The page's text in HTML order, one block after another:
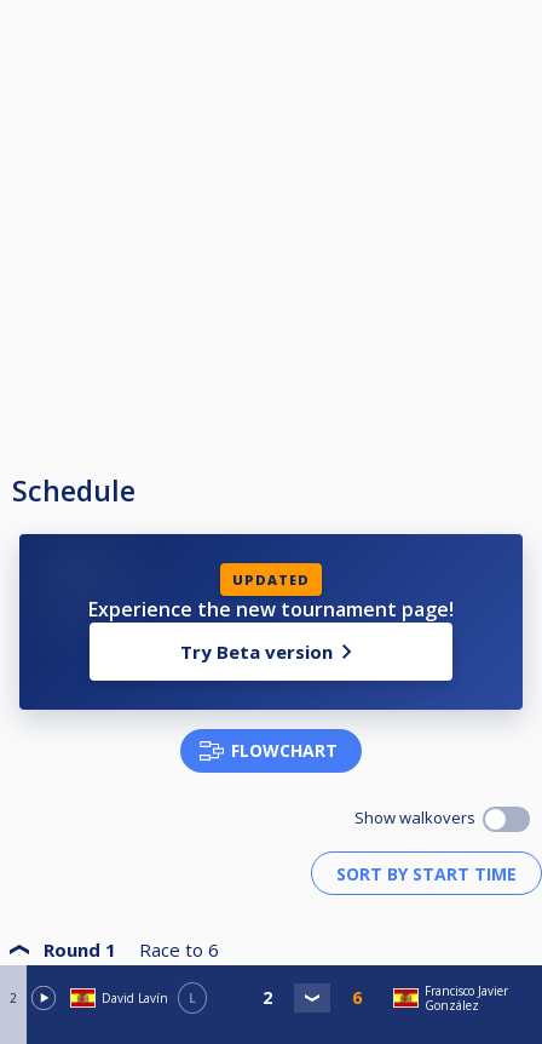
Schedule
UPDATED
Experience the new tournament page!
Try Beta version
FLOWCHART
Show walkovers
Round 1 Race to 6
2 David Lavín L
Francisco Javier
González